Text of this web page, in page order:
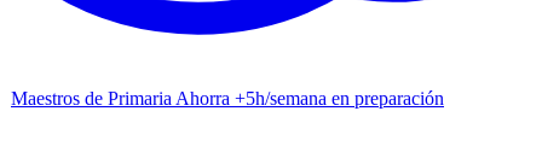
Maestros de Primaria Ahorra +5h/semana en preparación